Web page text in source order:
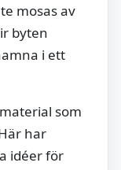
mosas av
byten
i ett
som
har
idéer för